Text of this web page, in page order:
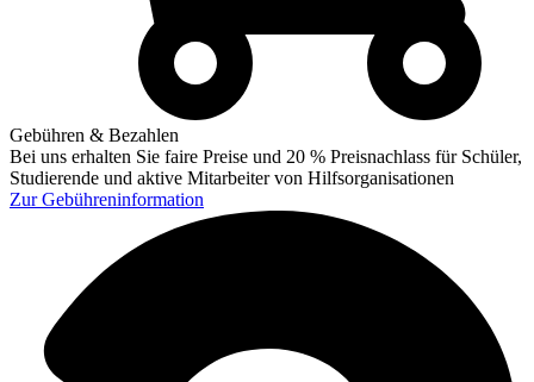
Gebühren & Bezahlen
Bei uns erhalten Sie faire Preise und 20 % Preisnachlass für Schüler,
Studierende und aktive Mitarbeiter von Hilfsorganisationen
ZurGebühreninformation